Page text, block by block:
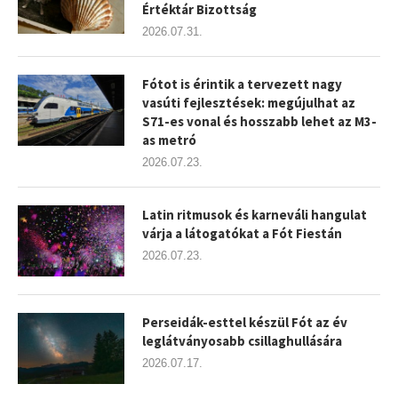
Értéktár Bizottság
2026.07.31.
Fótot is érintik a tervezett nagy
vasúti fejlesztések: megújulhat az
S71-es vonal és hosszabb lehet az M3-
as metró
2026.07.23.
Latin ritmusok és karneváli hangulat
várja a látogatókat a Fót Fiestán
2026.07.23.
Perseidák-esttel készül Fót az év
leglátványosabb csillaghullására
2026.07.17.